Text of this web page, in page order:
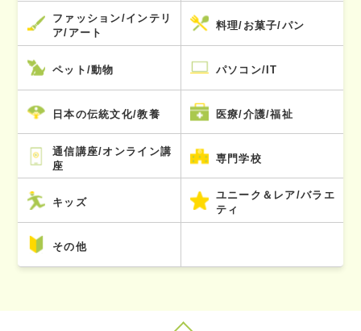
ファッション/インテリ
ア/アート
料理/お菓子/パン
ペット/動物 パソコン/IT
日本の伝統文化/教養 医療/介護/福祉
通信講座/オンライン講
座
専門学校
キッズ
ユニーク＆レア/バラエ
ティ
その他